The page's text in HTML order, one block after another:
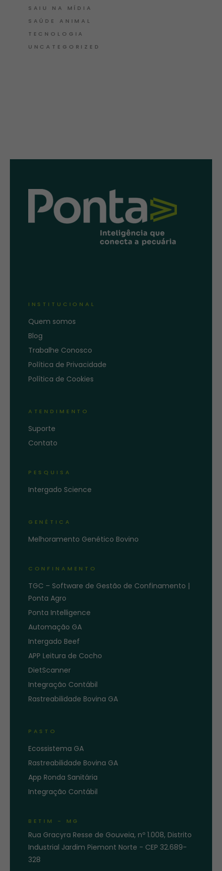
SAIU NA MÍDIA
SAÚDE ANIMAL
TECNOLOGIA
UNCATEGORIZED
INSTITUCIONAL
Quem somos
Blog
Trabalhe Conosco
Política de Privacidade
Política de Cookies
ATENDIMENTO
Suporte
Contato
PESQUISA
Intergado Science
GENÉTICA
Melhoramento Genético Bovino
CONFINAMENTO
TGC – Software de Gestão de Confinamento |
Ponta Agro
Ponta Intelligence
Automação GA
Intergado Beef
APP Leitura de Cocho
DietScanner
Integração Contábil
Rastreabilidade Bovina GA
PASTO
Ecossistema GA
Rastreabilidade Bovina GA
App Ronda Sanitária
Integração Contábil
BETIM - MG
Rua Gracyra Resse de Gouveia, nº 1.008, Distrito
Industrial Jardim Piemont Norte - CEP 32.689-
328